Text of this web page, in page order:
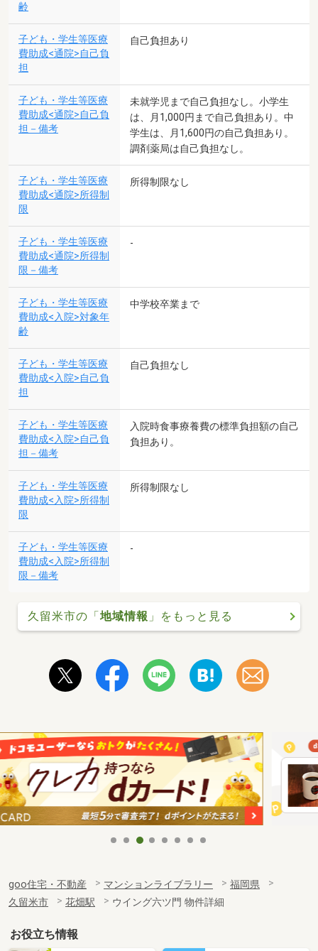
齢
子ども・学生等医療
費助成<通院>自己負
担
自己負担あり
子ども・学生等医療
費助成<通院>自己負
担－備考
未就学児まで自己負担なし。小学生
は、月1,000円まで自己負担あり。中
学生は、月1,600円の自己負担あり。
調剤薬局は自己負担なし。
子ども・学生等医療
費助成<通院>所得制
限
所得制限なし
子ども・学生等医療
費助成<通院>所得制
限－備考
-
子ども・学生等医療
費助成<入院>対象年
齢
中学校卒業まで
子ども・学生等医療
費助成<入院>自己負
担
自己負担なし
子ども・学生等医療
費助成<入院>自己負
担－備考
入院時食事療養費の標準負担額の自己
負担あり。
子ども・学生等医療
費助成<入院>所得制
限
所得制限なし
子ども・学生等医療
費助成<入院>所得制
限－備考
-
久留米市の「地域情報 」をもっと見る
goo住宅・不動産 マンションライブラリー
福岡県
久留米市
花畑駅 ウイング六ツ門 物件詳細
お役立ち情報